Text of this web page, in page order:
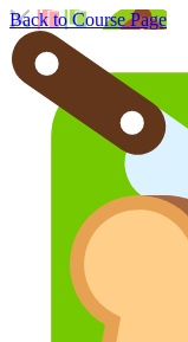
Back to Course Page